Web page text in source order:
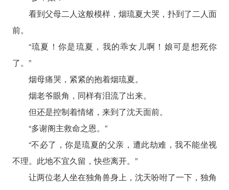
看到父母二人这般模样，烟琉夏大哭，扑到了二人面
前。
“琉夏！你是琉夏，我的乖女儿啊！娘可是想死你
了。”
烟母痛哭，紧紧的抱着烟琉夏。
烟老爷眼角，同样有泪流了出来。
但还是控制着情绪，来到了沈天面前。
“多谢阁主救命之恩。”
“不必了，你是琉夏的父亲，遭此劫难，我不能坐视
不理。此地不宜久留，快些离开。”
让两位老人坐在独角兽身上，沈天吩咐了一下，独角